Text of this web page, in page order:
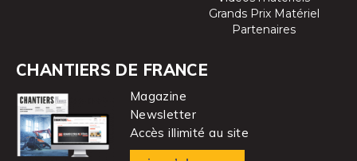
Grands Prix Matériel
Partenaires
CHANTIERS DE FRANCE
Magazine
Newsletter
Accès illimité au site